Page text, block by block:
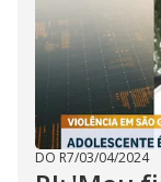
DO R7/03/04/2024